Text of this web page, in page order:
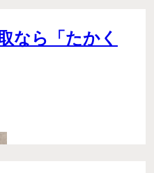
なら「たかく